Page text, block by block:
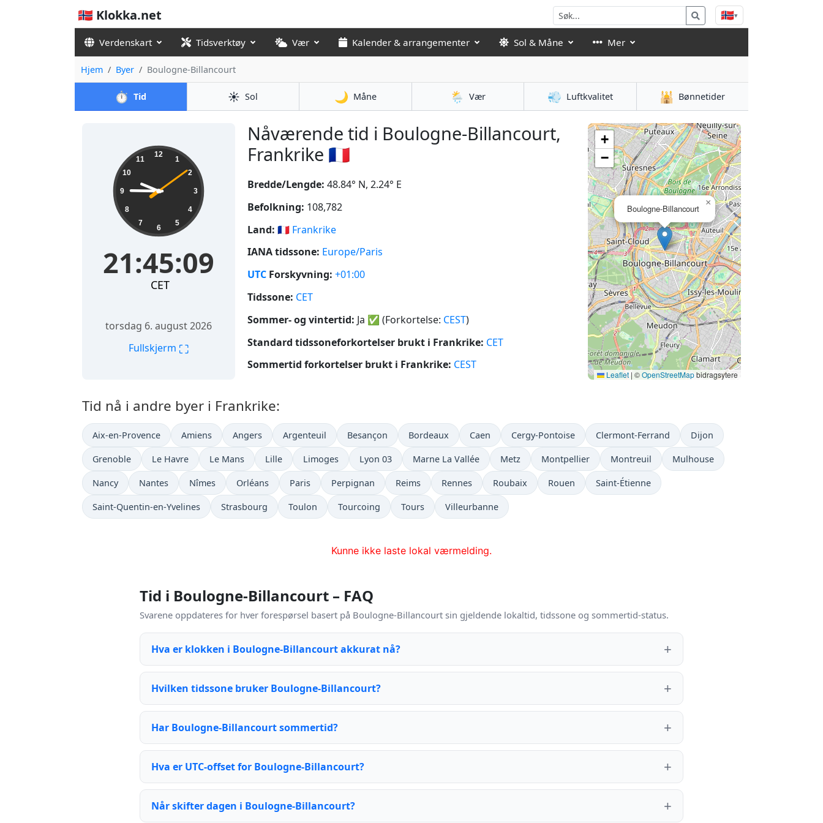
🇳🇴 Klokka.net 🇳🇴▾
Verdenskart Tidsverktøy Vær Kalender & arrangementer Sol & Måne Mer
Hjem Byer Boulogne-Billancourt
⏱️ Tid ☀️ Sol 🌙 Måne 🌦️ Vær 💨 Luftkvalitet 🕌 Bønnetider
Nåværende tid i Boulogne-Billancourt,
Frankrike 🇫🇷
21:45:10 12
1
2
3
4
5
6
7
8
9
10
11
21:45:10
CET
torsdag 6. august 2026
Fullskjerm ⛶
Bredde/Lengde: 48.84° N, 2.24° E
Befolkning: 108,782
Land: 🇫🇷 Frankrike
IANA tidssone: Europe/Paris
UTC Forskyvning: +01:00
Tidssone: CET
Sommer- og vintertid: Ja ✅ (Forkortelse: CEST)
Standard tidssoneforkortelser brukt i Frankrike: CET
Sommertid forkortelser brukt i Frankrike: CEST
Boulogne-Billancourt
×
+
−
Leaflet | ©OpenStreetMapbidragsytere
Tid nå i andre byer i Frankrike:
Aix-en-Provence Amiens Angers Argenteuil Besançon Bordeaux Caen Cergy-Pontoise Clermont-Ferrand Dijon
Grenoble Le Havre Le Mans Lille Limoges Lyon 03 Marne La Vallée Metz Montpellier Montreuil Mulhouse
Nancy Nantes Nîmes Orléans Paris Perpignan Reims Rennes Roubaix Rouen Saint-Étienne
Saint-Quentin-en-Yvelines Strasbourg Toulon Tourcoing Tours Villeurbanne
Kunne ikke laste lokal værmelding.
Tid i Boulogne-Billancourt – FAQ
Svarene oppdateres for hver forespørsel basert på Boulogne-Billancourt sin gjeldende lokaltid, tidssone og sommertid-status.
Hva er klokken i Boulogne-Billancourt akkurat nå?
Hvilken tidssone bruker Boulogne-Billancourt?
Har Boulogne-Billancourt sommertid?
Hva er UTC-offset for Boulogne-Billancourt?
Når skifter dagen i Boulogne-Billancourt?